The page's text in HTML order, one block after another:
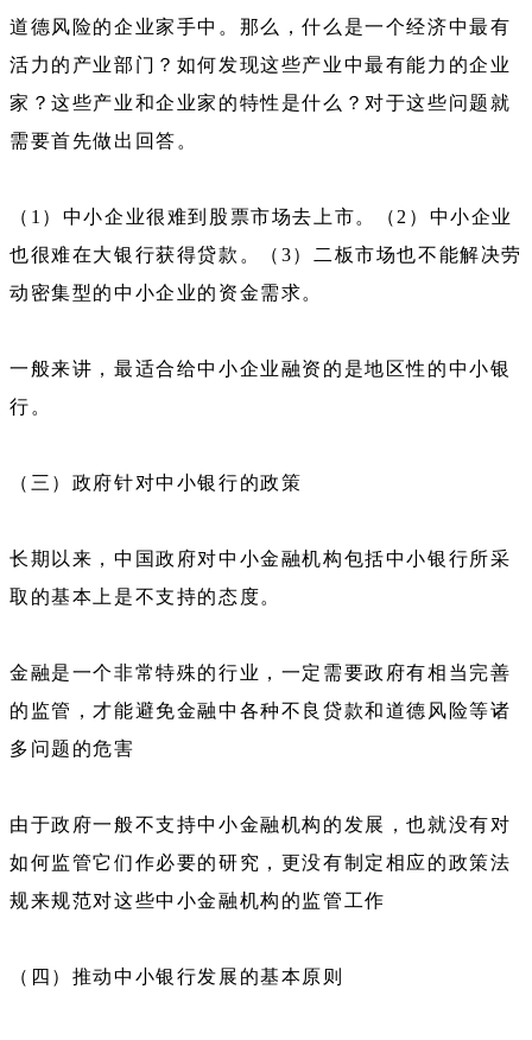
道德风险的企业家手中。那么，什么是一个经济中最有
活力的产业部门？如何发现这些产业中最有能力的企业
家？这些产业和企业家的特性是什么？对于这些问题就
需要首先做出回答。
（1）中小企业很难到股票市场去上市。（2）中小企业
也很难在大银行获得贷款。（3）二板市场也不能解决劳
动密集型的中小企业的资金需求。
一般来讲，最适合给中小企业融资的是地区性的中小银
行。
（三）政府针对中小银行的政策
长期以来，中国政府对中小金融机构包括中小银行所采
取的基本上是不支持的态度。
金融是一个非常特殊的行业，一定需要政府有相当完善
的监管，才能避免金融中各种不良贷款和道德风险等诸
多问题的危害
由于政府一般不支持中小金融机构的发展，也就没有对
如何监管它们作必要的研究，更没有制定相应的政策法
规来规范对这些中小金融机构的监管工作
（四）推动中小银行发展的基本原则